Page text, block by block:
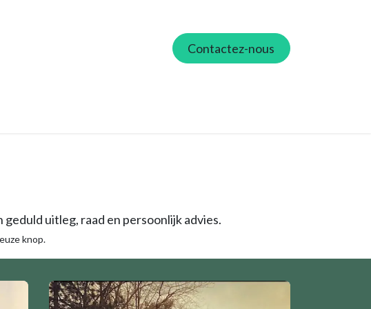
Contactez-nous
uitleg, raad en persoonlijk advies.
knop.